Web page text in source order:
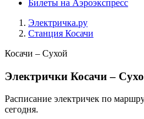
Билеты на Аэроэкспресс
Электричка.ру
Станция Косачи
Косачи – Сухой
Электрички Косачи –
Расписание электричек по
сегодня.